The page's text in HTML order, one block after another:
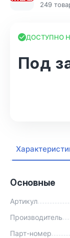
249
ДОСТУПНО
Под
Основные
Артикул
Производитель
Парт-номер